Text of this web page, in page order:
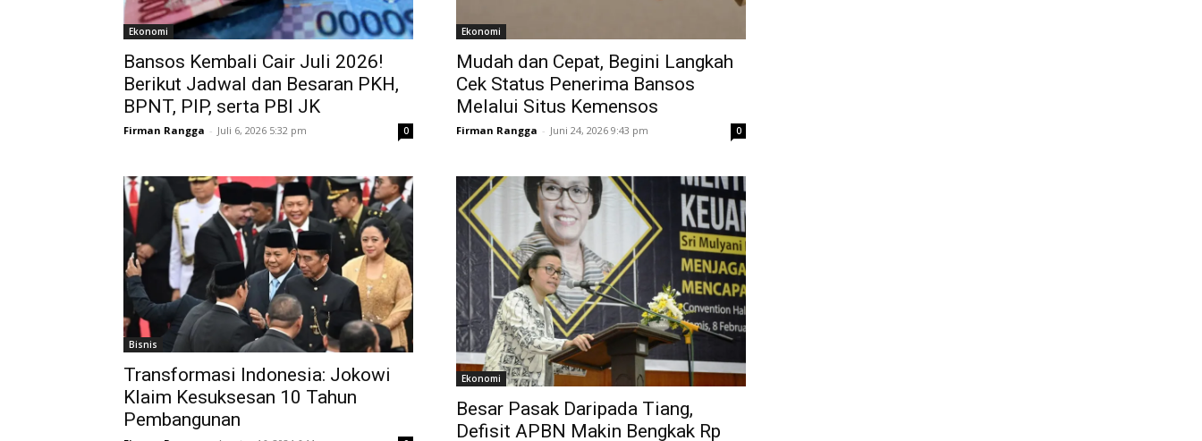
Ekonomi
Bansos Kembali Cair Juli 2026!
Berikut Jadwal dan Besaran PKH,
BPNT, PIP, serta PBI JK
Firman Rangga - Juli 6, 2026 5:32 pm 0
Ekonomi
Mudah dan Cepat, Begini Langkah
Cek Status Penerima Bansos
Melalui Situs Kemensos
Firman Rangga - Juni 24, 2026 9:43 pm 0
Bisnis
Transformasi Indonesia: Jokowi
Klaim Kesuksesan 10 Tahun
Pembangunan
Ekonomi
Besar Pasak Daripada Tiang,
Defisit APBN Makin Bengkak Rp